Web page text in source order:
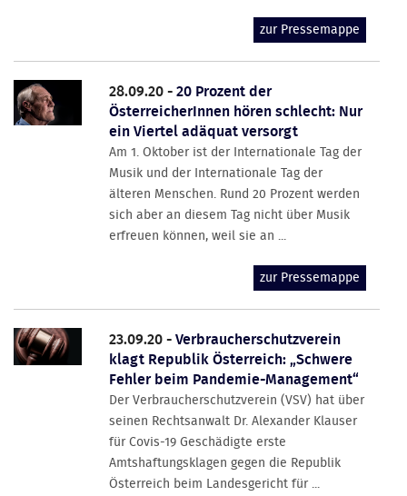
zur Pressemappe
28.09.20 -20 Prozent der
ÖsterreicherInnen hören schlecht: Nur
ein Viertel adäquat versorgt
Am 1. Oktober ist der Internationale Tag der
Musik und der Internationale Tag der
älteren Menschen. Rund 20 Prozent werden
sich aber an diesem Tag nicht über Musik
erfreuen können, weil sie an ...
zur Pressemappe
23.09.20 -Verbraucherschutzverein
klagt Republik Österreich: „Schwere
Fehler beim Pandemie-Management“
Der Verbraucherschutzverein (VSV) hat über
seinen Rechtsanwalt Dr. Alexander Klauser
für Covis-19 Geschädigte erste
Amtshaftungsklagen gegen die Republik
Österreich beim Landesgericht für ...